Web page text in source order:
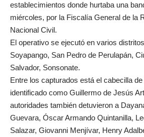
establecimientos donde hurtaba una
miércoles, por la Fiscalía General de la
Nacional Civil.
El operativo se ejecutó en varios
Soyapango, San Pedro de Perulapán,
Salvador, Sonsonate.
Entre los capturados está el cabecilla
identificado como Guillermo de Jesús
autoridades también detuvieron a
Guevara, Óscar Armando Quintanilla,
Salazar, Giovanni Menjívar, Henry